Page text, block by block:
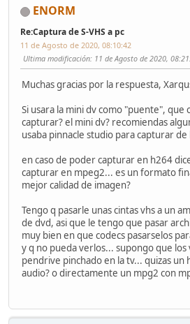
ENORM
Re:Captura de S-VHS a pc
11 de Agosto de 2020, 08:10:42
Ultima modificación: 11 de Agosto de 2020,
Muchas gracias por la respuesta,
Si usara la mini dv como "puente", que
capturar? el mini dv? recomiendas
usaba pinnacle studio para capturar
en caso de poder capturar en h264
capturar en mpeg2... es un formato
mejor calidad de imagen?
Tengo q pasarle unas cintas vhs a un
de dvd, asi que le tengo que pasar
muy bien en que codecs pasarselos
y q no pueda verlos... supongo que
pendrive pinchado en la tv... quizas un
audio? o directamente un mpg2 con